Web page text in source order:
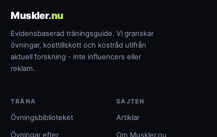
Muskler.nu
Evidensbaserad träningsguide. Vi granskar
övningar, kosttillskott och kostråd utifrån
aktuell forskning - inte influencers eller
reklam.
TRÄNA
Övningsbiblioteket
Övningar efter
SAJTEN
Artiklar
Om Muskler.nu